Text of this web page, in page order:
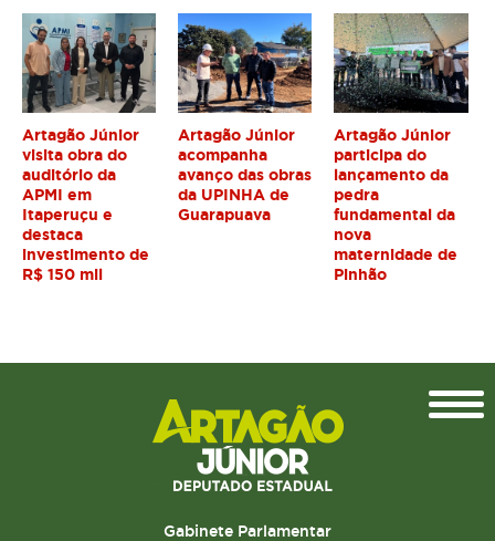
Artagão Júnior
visita obra do
auditório da
APMI em
Itaperuçu e
destaca
investimento de
R$ 150 mil
Artagão Júnior
acompanha
avanço das obras
da UPINHA de
Guarapuava
Artagão Júnior
participa do
lançamento da
pedra
fundamental da
nova
maternidade de
Pinhão
Gabinete Parlamentar